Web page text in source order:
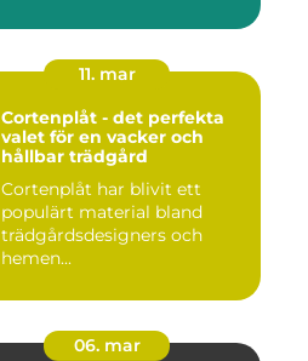
11. mar
Cortenplåt - det perfekta
valet för en vacker och
hållbar trädgård
Cortenplåt har blivit ett
populärt material bland
trädgårdsdesigners och
hemen...
06. mar